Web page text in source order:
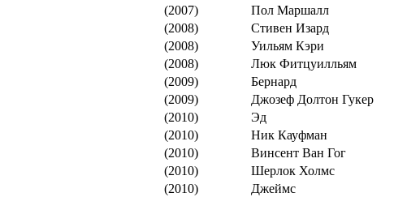
(2007)
Пол Маршалл
(2008)
Стивен Изард
(2008)
Уильям Кэри
(2008)
Люк Фитцуилльям
(2009)
Бернард
(2009)
Джозеф Долтон Гукер
(2010)
Эд
(2010)
Ник Кауфман
(2010)
Винсент Ван Гог
(2010)
Шерлок Холмс
(2010)
Джеймс